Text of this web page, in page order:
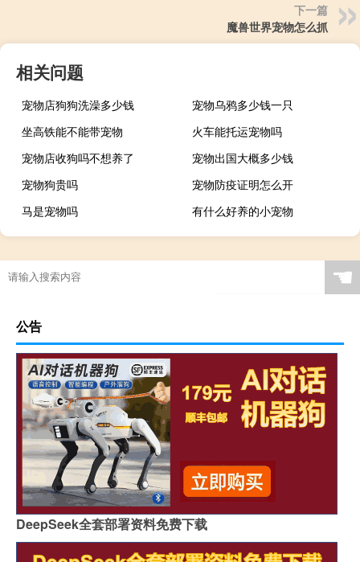
下一篇
魔兽世界宠物怎么抓
相关问题
宠物店狗狗洗澡多少钱
宠物乌鸦多少钱一只
坐高铁能不能带宠物
火车能托运宠物吗
宠物店收狗吗不想养了
宠物出国大概多少钱
宠物狗贵吗
宠物防疫证明怎么开
马是宠物吗
有什么好养的小宠物
☚
公告
DeepSeek全套部署资料免费下载